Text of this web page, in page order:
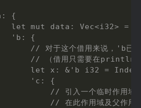
{
mut data: Vec<i32> =
'b: {
对于这个借用来说，'b已经
// （借用只需要在println!中
let x: &'b i32 =
'c: {
// 引入一个临时作用域，因
// 在此作用域及父作用域内同时